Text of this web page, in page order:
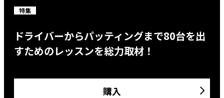
特集
ドライバーからパッティングまで80台を出
すためのレッスンを総力取材！
購入